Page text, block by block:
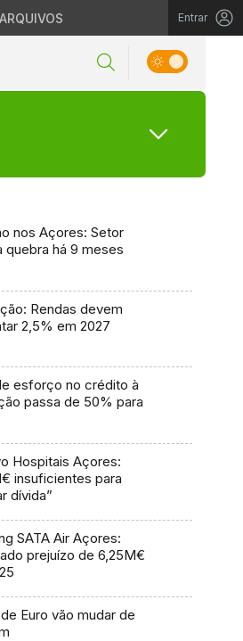
Entrar
nos Açores: Setor
quebra há 9 meses
Rendas devem
2,5% em 2027
esforço no crédito à
passa de 50% para
Hospitais Açores:
insuficientes para
dívida”
SATA Air Açores:
prejuízo de 6,25M€
Euro vão mudar de